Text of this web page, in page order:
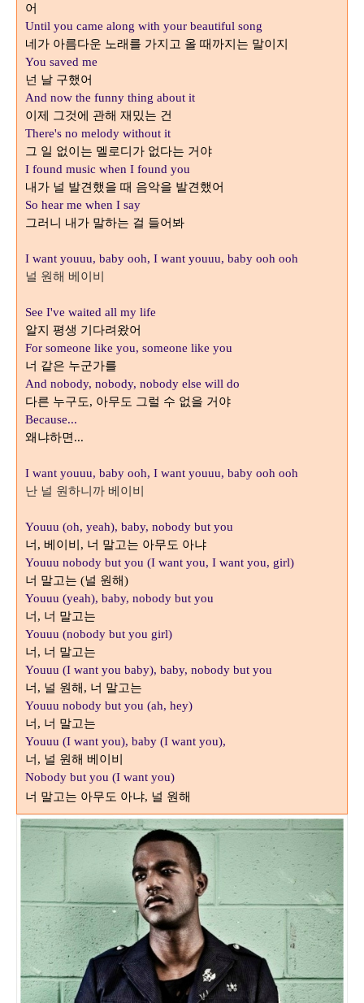
어
Until you came along with your beautiful song
네가 아름다운 노래를 가지고 올 때까지는 말이지
You saved me
넌 날 구했어
And now the funny thing about it
이제 그것에 관해 재밌는 건
There's no melody without it
그 일 없이는 멜로디가 없다는 거야
I found music when I found you
내가 널 발견했을 때 음악을 발견했어
So hear me when I say
그러니 내가 말하는 걸 들어봐
I want youuu, baby ooh, I want youuu, baby ooh ooh
널 원해 베이비
See I've waited all my life
알지 평생 기다려왔어
For someone like you, someone like you
너 같은 누군가를
And nobody, nobody, nobody else will do
다른 누구도, 아무도 그럴 수 없을 거야
Because...
왜냐하면...
I want youuu, baby ooh, I want youuu, baby ooh ooh
난 널 원하니까 베이비
Youuu (oh, yeah), baby, nobody but you
너, 베이비, 너 말고는 아무도 아냐
Youuu nobody but you (I want you, I want you, girl)
너 말고는 (널 원해)
Youuu (yeah), baby, nobody but you
너, 너 말고는
Youuu (nobody but you girl)
너, 너 말고는
Youuu (I want you baby), baby, nobody but you
너, 널 원해, 너 말고는
Youuu nobody but you (ah, hey)
너, 너 말고는
Youuu (I want you), baby (I want you),
너, 널 원해 베이비
Nobody but you (I want you)
너 말고는 아무도 아냐, 널 원해